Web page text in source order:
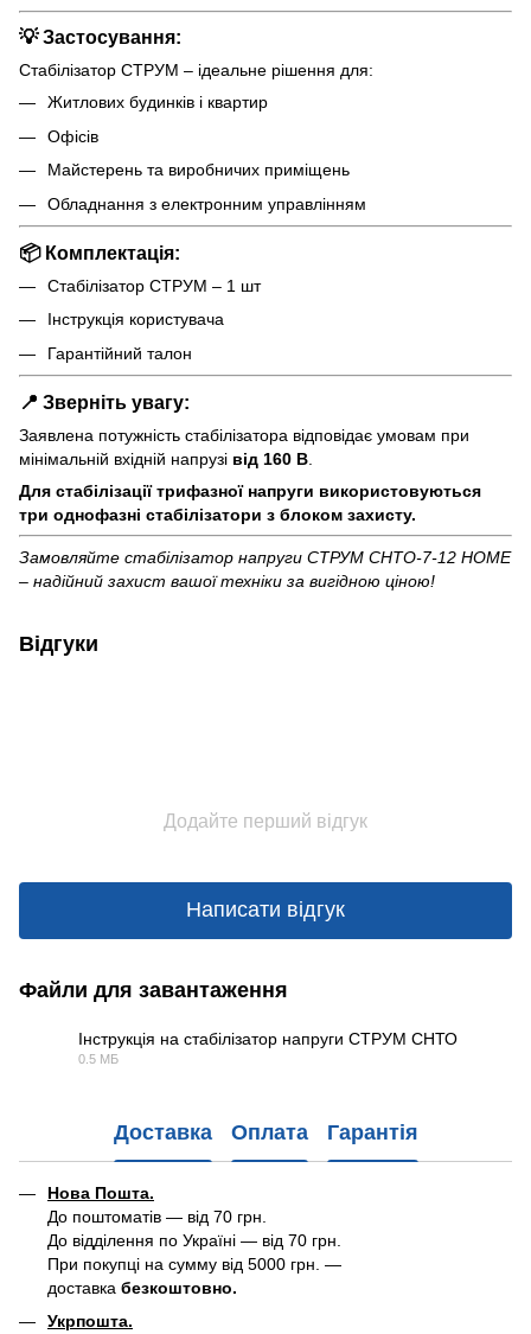
💡 Застосування:
Стабілізатор СТРУМ – ідеальне рішення для:
Житлових будинків і квартир
Офісів
Майстерень та виробничих приміщень
Обладнання з електронним управлінням
📦 Комплектація:
Стабілізатор СТРУМ – 1 шт
Інструкція користувача
Гарантійний талон
📍 Зверніть увагу:
Заявлена потужність стабілізатора відповідає умовам при
мінімальній вхідній напрузі від 160 В
Для стабілізації трифазної напруги використовуються
три однофазні стабілізатори з блоком захисту.
Замовляйте стабілізатор напруги СТРУМ СНТО-7-12 HOME
– надійний захист вашої техніки за вигідною ціною!
Відгуки
Додайте перший відгук
Написати відгук
Файли для завантаження
Інструкція на стабілізатор напруги СТРУМ СНТО
0.5 МБ
Доставка Оплата Гарантія
Нова Пошта.
До поштоматів — від 70 грн.
До відділення по Україні — від 70 грн.
При покупці на сумму від 5000 грн. —
доставка безкоштовно.
Укрпошта.